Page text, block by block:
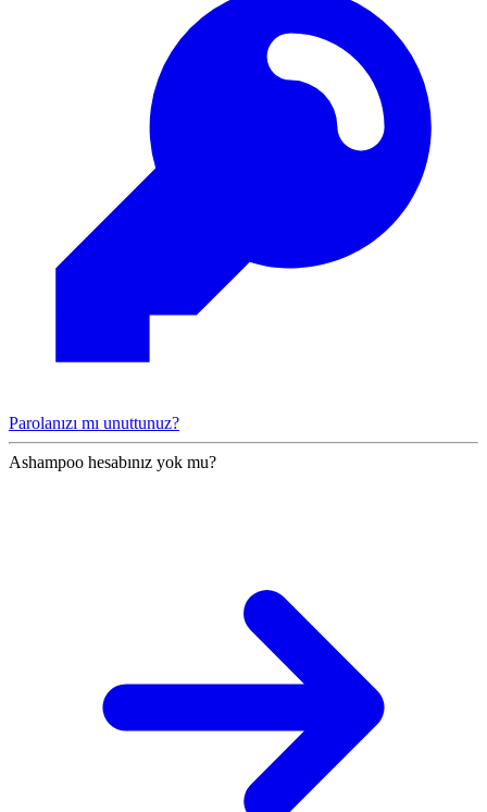
Parolanızı mı unuttunuz?
Ashampoo hesabınız yok mu?